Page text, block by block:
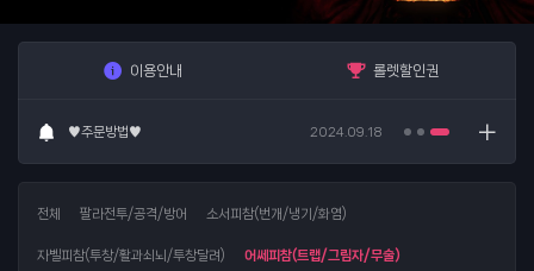
이용안내 롤렛할인권
2026.08.07
8/7래더룬시세 2026.08.07
♥주문방법♥ 2024.09.18
전체
팔라전투/공격/방어 소서피참(번개/냉기/화염)
자벨피참(투창/활과쇠뇌/투창달려) 어쎄피참(트랩/그림자/무술)